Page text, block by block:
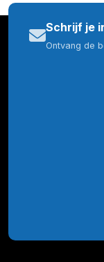
Schrijf je
Ontvang de